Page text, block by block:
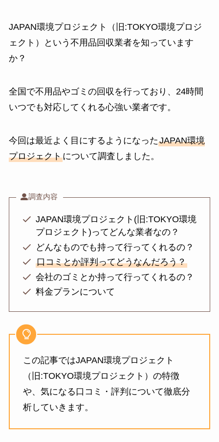
JAPAN環境プロジェクト（旧:TOKYO環境プロジ
ェクト）という不用品回収業者を知っています
か？
全国で不用品やゴミの回収を行っており、24時間
いつでも対応してくれる心強い業者です。
今回は最近よく目にするようになったJAPAN環境
プロジェクトについて調査しました。
調査内容
JAPAN環境プロジェクト(旧:TOKYO環境
プロジェクト)ってどんな業者なの？
どんなものでも持って行ってくれるの？
口コミとか評判ってどうなんだろう？
会社のゴミとか持って行ってくれるの？
料金プランについて
この記事ではJAPAN環境プロジェクト
（旧:TOKYO環境プロジェクト）の特徴
や、気になる口コミ・評判について徹底分
析していきます。